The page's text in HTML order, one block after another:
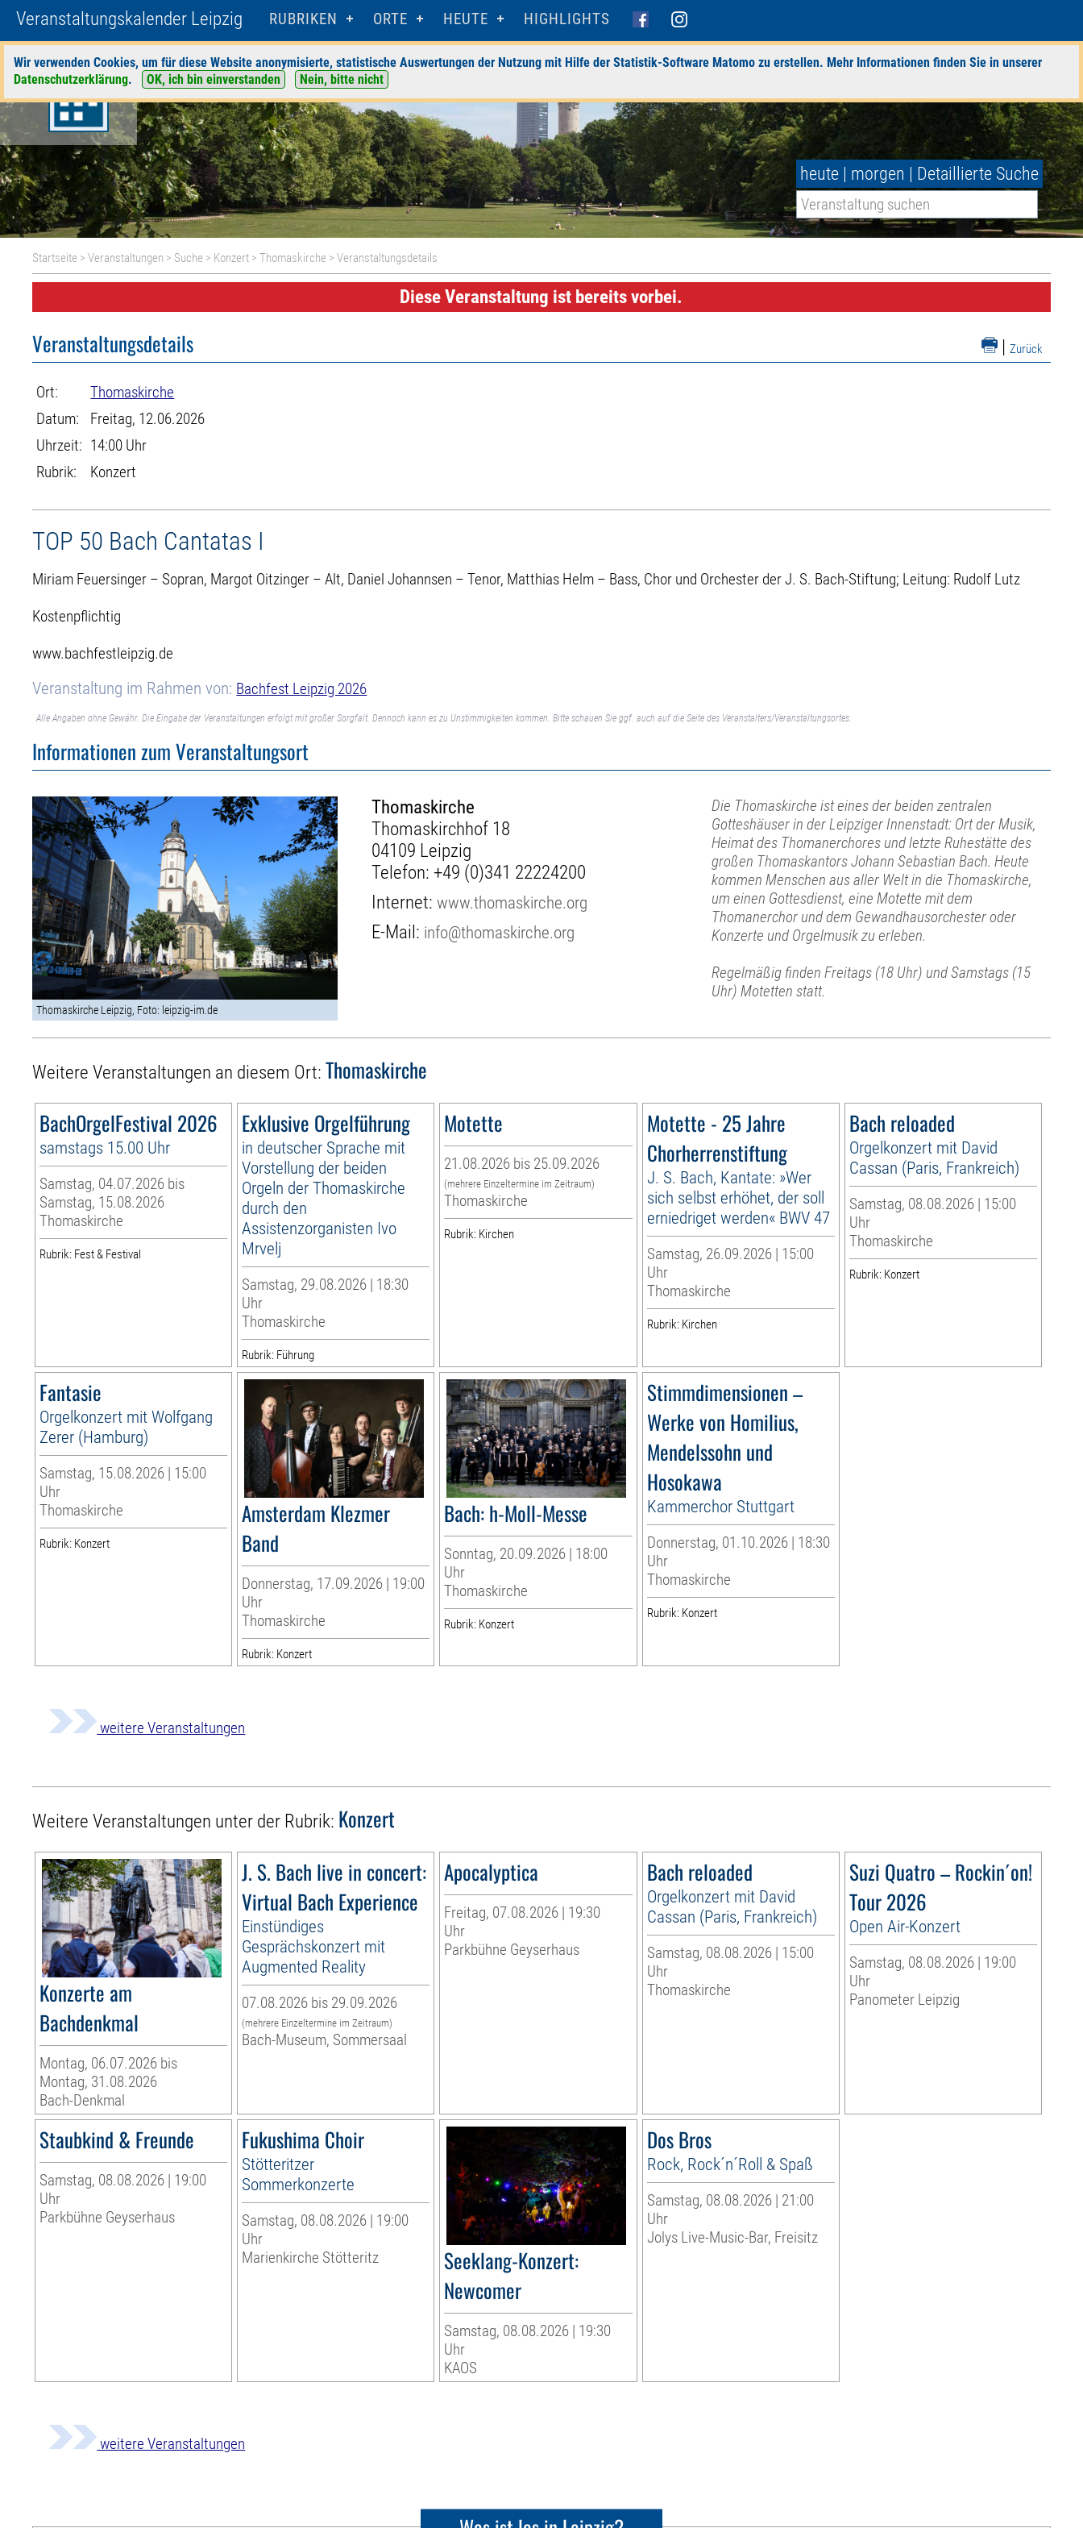
Veranstaltungskalender Leipzig RUBRIKEN ORTE HEUTE HIGHLIGHTS
Wir verwenden Cookies, um für diese Website anonymisierte, statistische Auswertungen der Nutzung mit Hilfe der Statistik-Software Matomo zu erstellen. Mehr Informationen finden Sie in unserer
Datenschutzerklärung. OK, ich bin einverstanden Nein, bitte nicht
heute | morgen | Detaillierte Suche
Startseite >Veranstaltungen > Suche > Konzert >Thomaskirche > Veranstaltungsdetails
Diese Veranstaltung ist bereits vorbei.
| Zurück
Veranstaltungsdetails
Ort:
Thomaskirche
Datum:
Freitag, 12.06.2026
Uhrzeit: 14:00 Uhr
Rubrik:
Konzert
TOP 50 Bach Cantatas I
Miriam Feuersinger – Sopran, Margot Oitzinger – Alt, Daniel Johannsen – Tenor, Matthias Helm – Bass, Chor und Orchester der J. S. Bach-Stiftung; Leitung: Rudolf Lutz
Kostenpflichtig
www.bachfestleipzig.de
Veranstaltung im Rahmen von: Bachfest Leipzig 2026
Alle Angaben ohne Gewähr. Die Eingabe der Veranstaltungen erfolgt mit großer Sorgfalt. Dennoch kann es zu Unstimmigkeiten kommen. Bitte schauen Sie ggf. auch auf die Seite des Veranstalters/Veranstaltungsortes.
Informationen zum Veranstaltungsort
Thomaskirche Leipzig, Foto: leipzig-im.de
Thomaskirche
Thomaskirchhof 18
04109 Leipzig
Telefon: +49 (0)341 22224200
Internet:www.thomaskirche.org
E-Mail: info@thomaskirche.org
Die Thomaskirche ist eines der beiden zentralen
Gotteshäuser in der Leipziger Innenstadt: Ort der Musik,
Heimat des Thomanerchores und letzte Ruhestätte des
großen Thomaskantors Johann Sebastian Bach. Heute
kommen Menschen aus aller Welt in die Thomaskirche,
um einen Gottesdienst, eine Motette mit dem
Thomanerchor und dem Gewandhausorchester oder
Konzerte und Orgelmusik zu erleben.
Regelmäßig finden Freitags (18 Uhr) und Samstags (15
Uhr) Motetten statt.
Weitere Veranstaltungen an diesem Ort: Thomaskirche
BachOrgelFestival 2026
samstags 15.00 Uhr
Samstag, 04.07.2026 bis
Samstag, 15.08.2026
Thomaskirche
Rubrik: Fest & Festival
Exklusive Orgelführung
in deutscher Sprache mit
Vorstellung der beiden
Orgeln der Thomaskirche
durch den
Assistenzorganisten Ivo
Mrvelj
Samstag, 29.08.2026 | 18:30
Uhr
Thomaskirche
Rubrik: Führung
Motette
21.08.2026 bis 25.09.2026
(mehrere Einzeltermine im Zeitraum)
Thomaskirche
Rubrik: Kirchen
Motette - 25 Jahre
Chorherrenstiftung
J. S. Bach, Kantate: »Wer
sich selbst erhöhet, der soll
erniedriget werden« BWV 47
Samstag, 26.09.2026 | 15:00
Uhr
Thomaskirche
Rubrik: Kirchen
Bach reloaded
Orgelkonzert mit David
Cassan (Paris, Frankreich)
Samstag, 08.08.2026 | 15:00
Uhr
Thomaskirche
Rubrik: Konzert
Fantasie
Orgelkonzert mit Wolfgang
Zerer (Hamburg)
Samstag, 15.08.2026 | 15:00
Uhr
Thomaskirche
Rubrik: Konzert
Amsterdam Klezmer
Band
Donnerstag, 17.09.2026 | 19:00
Uhr
Thomaskirche
Rubrik: Konzert
Bach: h-Moll-Messe
Sonntag, 20.09.2026 | 18:00
Uhr
Thomaskirche
Rubrik: Konzert
Stimmdimensionen –
Werke von Homilius,
Mendelssohn und
Hosokawa
Kammerchor Stuttgart
Donnerstag, 01.10.2026 | 18:30
Uhr
Thomaskirche
Rubrik: Konzert
weitere Veranstaltungen
Weitere Veranstaltungen unter der Rubrik: Konzert
Konzerte am
Bachdenkmal
Montag, 06.07.2026 bis
Montag, 31.08.2026
Bach-Denkmal
J. S. Bach live in concert:
Virtual Bach Experience
Einstündiges
Gesprächskonzert mit
Augmented Reality
07.08.2026 bis 29.09.2026
(mehrere Einzeltermine im Zeitraum)
Bach-Museum, Sommersaal
Apocalyptica
Freitag, 07.08.2026 | 19:30
Uhr
Parkbühne Geyserhaus
Bach reloaded
Orgelkonzert mit David
Cassan (Paris, Frankreich)
Samstag, 08.08.2026 | 15:00
Uhr
Thomaskirche
Suzi Quatro – Rockin´on!
Tour 2026
Open Air-Konzert
Samstag, 08.08.2026 | 19:00
Uhr
Panometer Leipzig
Staubkind & Freunde
Samstag, 08.08.2026 | 19:00
Uhr
Parkbühne Geyserhaus
Fukushima Choir
Stötteritzer
Sommerkonzerte
Samstag, 08.08.2026 | 19:00
Uhr
Marienkirche Stötteritz
Seeklang-Konzert:
Newcomer
Samstag, 08.08.2026 | 19:30
Uhr
KAOS
Dos Bros
Rock, Rock´n´Roll & Spaß
Samstag, 08.08.2026 | 21:00
Uhr
Jolys Live-Music-Bar, Freisitz
weitere Veranstaltungen